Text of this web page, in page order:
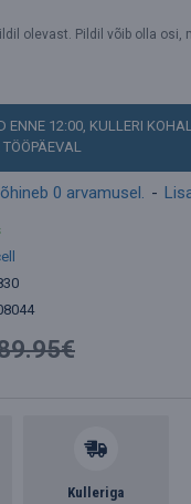
olevast. Pildil võib olla osi,
ENNE 12:00, KULLERI
0 arvamusel. -
Kulleriga